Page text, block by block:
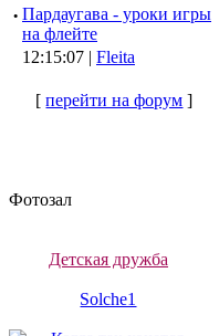
· Пардаугава - уроки игры
на флейте
12:15:07 | Fleita
[перейти на форум ]
Фотозал
Детская дружба
Solche1